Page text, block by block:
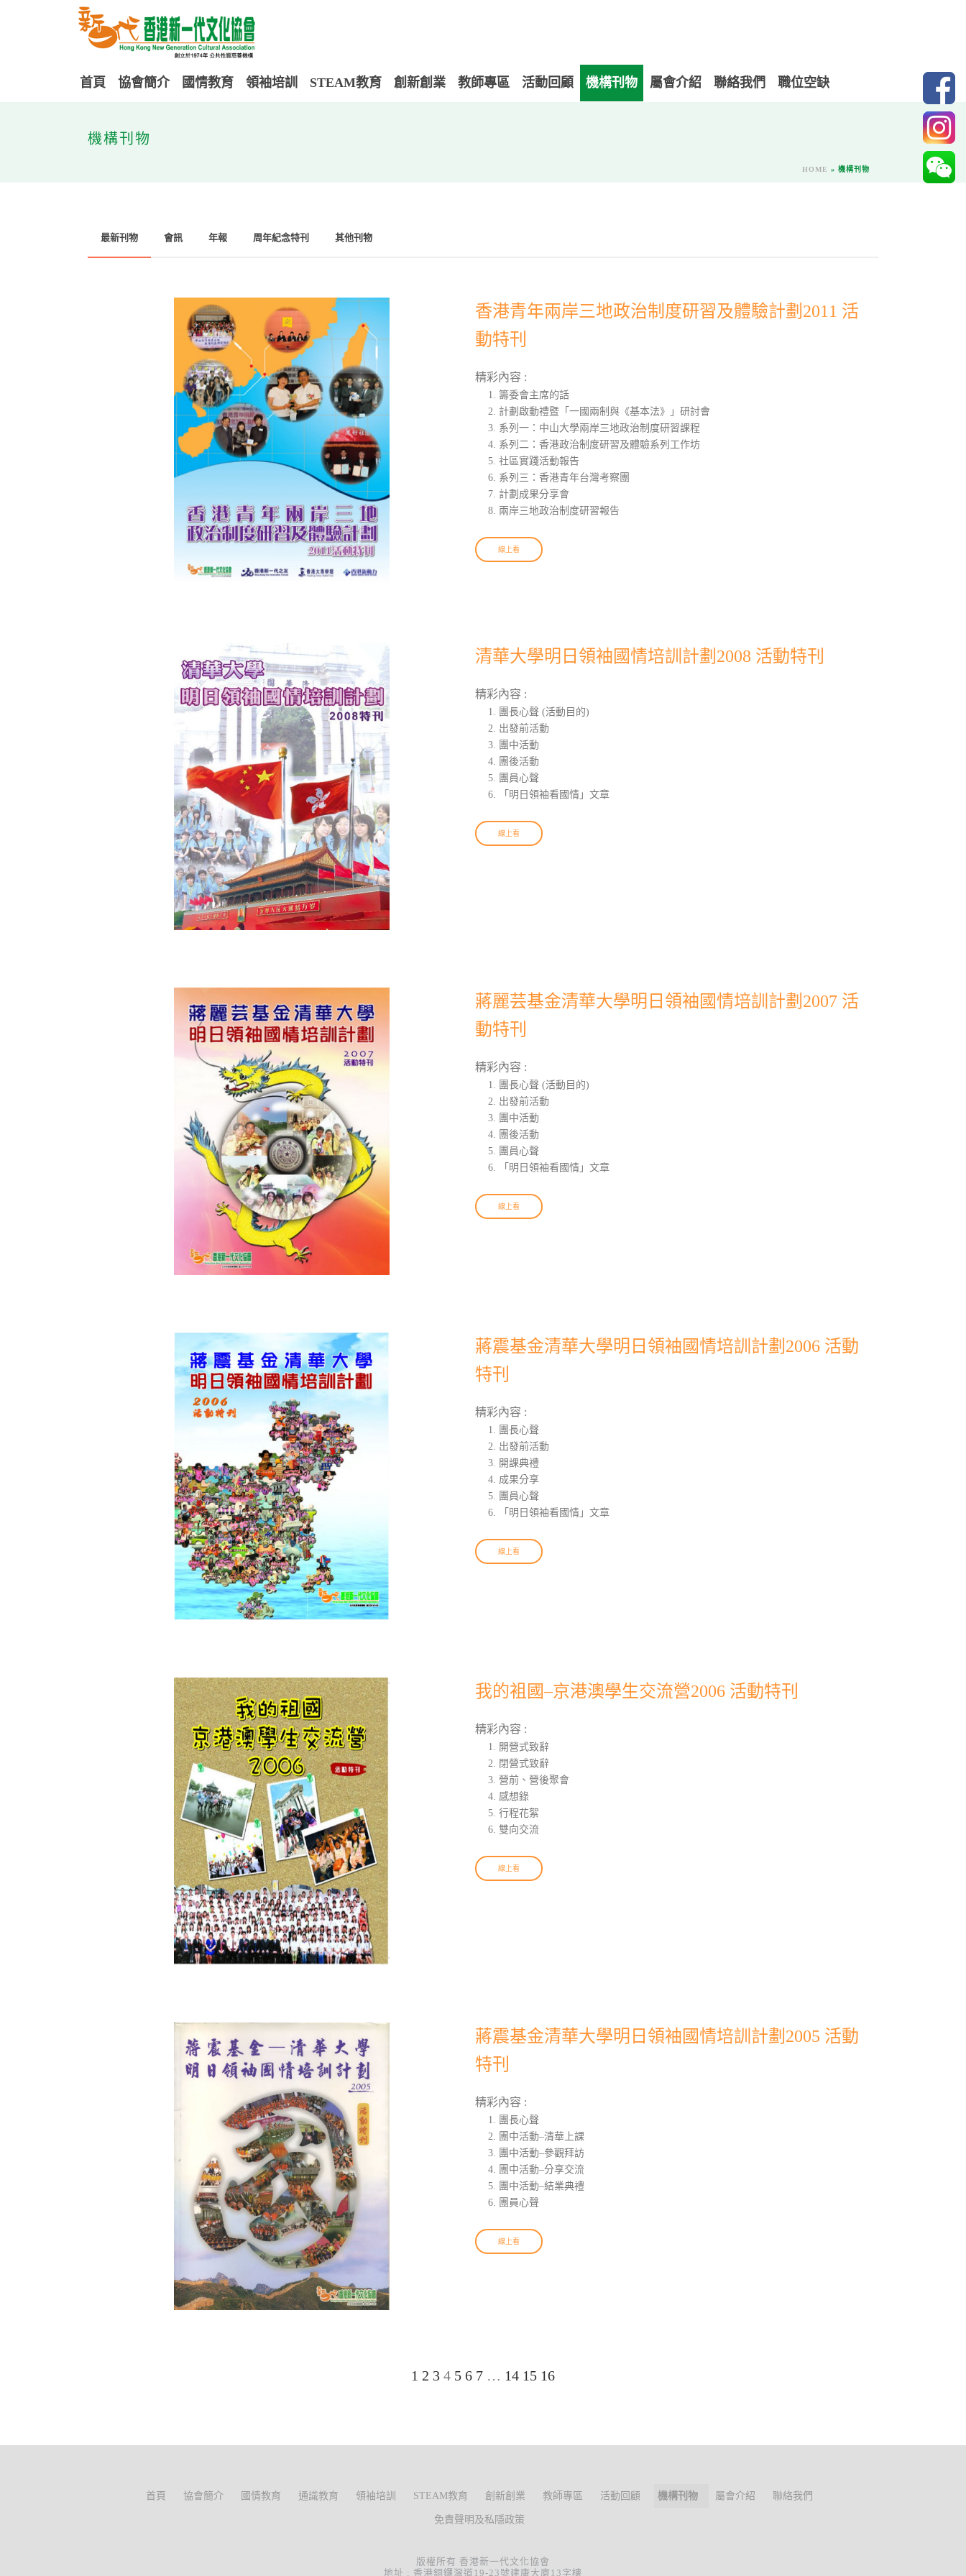
首頁 協會簡介 國情教育 領袖培訓 STEAM教育 創新創業 教師專區 活動回顧 機構刊物 屬會介紹 聯絡我們 職位空缺
機構刊物
HOME » 機構刊物
最新刊物 會訊 年報 周年紀念特刊 其他刊物
香港青年兩岸三地政治制度研習及體驗計劃2011 活
動特刊
精彩內容 :
籌委會主席的話
計劃啟動禮暨「一國兩制與《基本法》」研討會
系列一：中山大學兩岸三地政治制度研習課程
系列二：香港政治制度研習及體驗系列工作坊
社區實踐活動報告
系列三：香港青年台灣考察團
計劃成果分享會
兩岸三地政治制度研習報告
線上看
清華大學明日領袖國情培訓計劃2008 活動特刊
精彩內容 :
團長心聲 (活動目的)
出發前活動
團中活動
團後活動
團員心聲
「明日領袖看國情」文章
線上看
蔣麗芸基金清華大學明日領袖國情培訓計劃2007 活
動特刊
精彩內容 :
團長心聲 (活動目的)
出發前活動
團中活動
團後活動
團員心聲
「明日領袖看國情」文章
線上看
蔣震基金清華大學明日領袖國情培訓計劃2006 活動
特刊
精彩內容 :
團長心聲
出發前活動
開課典禮
成果分享
團員心聲
「明日領袖看國情」文章
線上看
我的袓國–京港澳學生交流營2006 活動特刊
精彩內容 :
開營式致辭
閉營式致辭
營前、營後聚會
感想錄
行程花絮
雙向交流
線上看
蔣震基金清華大學明日領袖國情培訓計劃2005 活動
特刊
精彩內容 :
團長心聲
團中活動–清華上課
團中活動–參觀拜訪
團中活動–分享交流
團中活動–結業典禮
團員心聲
線上看
1 2 3 4 5 6 7 … 14 15 16
首頁 協會簡介 國情教育 通識教育 領袖培訓 STEAM教育 創新創業 教師專區 活動回顧 機構刊物 屬會介紹 聯絡我們
免責聲明及私隱政策
版權所有 香港新一代文化協會
地址 : 香港銅鑼灣道19-23號建康大廈13字樓